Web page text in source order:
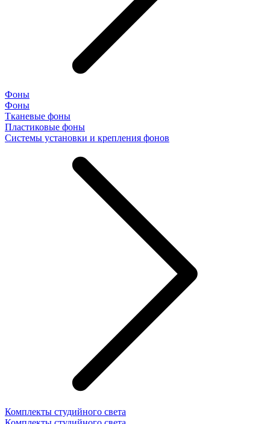
Фоны
Фоны
Тканевые фоны
Пластиковые фоны
Системы установки и крепления фонов
Комплекты студийного света